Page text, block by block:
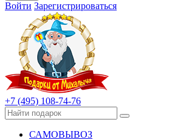
Войти Зарегистрироваться
+7 (495) 108-74-76
САМОВЫВОЗ